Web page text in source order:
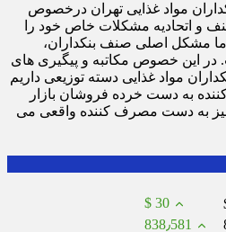
مواد غذایی تهران درخصوص
و اتحادیه مشکلات خاص خود را
اما مشکل اصلی صنف بنکداران،
در این خصوص مکاتبه و پیگیری های
مواد غذایی دسته توزیعی داریم
به دست خرده فروشان بازار
به دست مصرف کننده واقعی می
$ 30
838٫581